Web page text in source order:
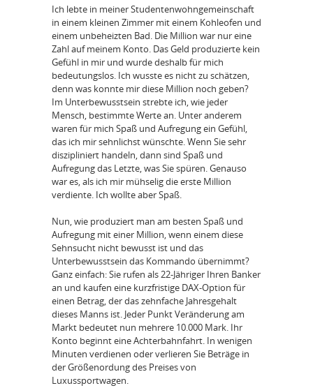
Ich lebte in meiner Studentenwohngemeinschaft
in einem kleinen Zimmer mit einem Kohleofen und
einem unbeheizten Bad. Die Million war nur eine
Zahl auf meinem Konto. Das Geld produzierte kein
Gefühl in mir und wurde deshalb für mich
bedeutungslos. Ich wusste es nicht zu schätzen,
denn was konnte mir diese Million noch geben?
Im Unterbewusstsein strebte ich, wie jeder
Mensch, bestimmte Werte an. Unter anderem
waren für mich Spaß und Aufregung ein Gefühl,
das ich mir sehnlichst wünschte. Wenn Sie sehr
diszipliniert handeln, dann sind Spaß und
Aufregung das Letzte, was Sie spüren. Genauso
war es, als ich mir mühselig die erste Million
verdiente. Ich wollte aber Spaß.
Nun, wie produziert man am besten Spaß und
Aufregung mit einer Million, wenn einem diese
Sehnsucht nicht bewusst ist und das
Unterbewusstsein das Kommando übernimmt?
Ganz einfach: Sie rufen als 22-Jähriger Ihren Banker
an und kaufen eine kurzfristige DAX-Option für
einen Betrag, der das zehnfache Jahresgehalt
dieses Manns ist. Jeder Punkt Veränderung am
Markt bedeutet nun mehrere 10.000 Mark. Ihr
Konto beginnt eine Achterbahnfahrt. In wenigen
Minuten verdienen oder verlieren Sie Beträge in
der Größenordung des Preises von
Luxussportwagen.